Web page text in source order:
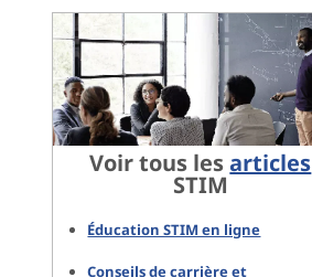
Voir tous lesarticles
STIM
Éducation STIM en ligne
Conseils de carrière et